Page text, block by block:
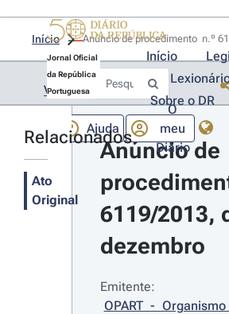
Jornal Oficial
da República
Portuguesa
Início
Sobre o DR
Ajuda
O
meu
Diário
Início
Voltar
Relacionados
Ato
Original
Anúncio de
6119/2013,
dezembro
Emitente:
OPART -